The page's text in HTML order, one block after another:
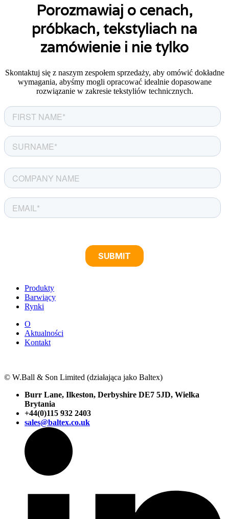
Porozmawiaj o cenach,
próbkach, tekstyliach na
zamówienie i nie tylko
Skontaktuj się z naszym zespołem sprzedaży, aby omówić dokładne
wymagania, abyśmy mogli opracować idealnie dopasowane
rozwiązanie w zakresie tekstyliów technicznych.
Produkty
Barwiący
Rynki
O
Aktualności
Kontakt
© W.Ball & Son Limited (działająca jako Baltex)
Burr Lane, Ilkeston, Derbyshire DE7 5JD, Wielka
Brytania
+44(0)115 932 2403
sales@baltex.co.uk